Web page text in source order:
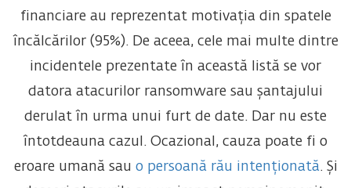
financiare au reprezentat motivația din spatele
încălcărilor (95%). De aceea, cele mai multe dintre
incidentele prezentate în această listă se vor
datora atacurilor ransomware sau șantajului
derulat în urma unui furt de date. Dar nu este
întotdeauna cazul. Ocazional, cauza poate fi o
eroare umană sau o persoană rău intenționată. Și